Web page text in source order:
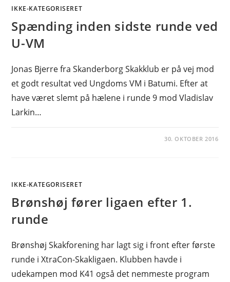
IKKE-KATEGORISERET
Spænding inden sidste runde ved
U-VM
Jonas Bjerre fra Skanderborg Skakklub er på vej mod
et godt resultat ved Ungdoms VM i Batumi. Efter at
have været slemt på hælene i runde 9 mod Vladislav
Larkin…
30. OKTOBER 2016
IKKE-KATEGORISERET
Brønshøj fører ligaen efter 1.
runde
Brønshøj Skakforening har lagt sig i front efter første
runde i XtraCon-Skakligaen. Klubben havde i
udekampen mod K41 også det nemmeste program